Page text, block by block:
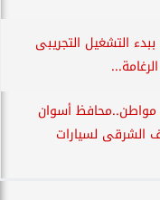
التشغيل التجريبى
150 ألف مواطن..محافظ أسوان
الشرقى لسيارات